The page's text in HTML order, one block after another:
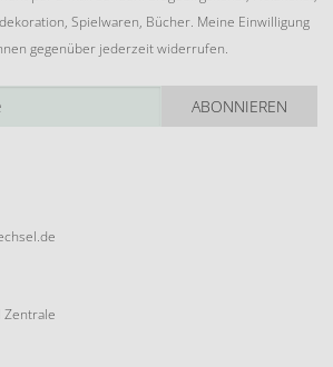
Spielwaren, Bücher. Meine Einwilligung
gegenüber jederzeit widerrufen.
ABONNIEREN
Zentrale